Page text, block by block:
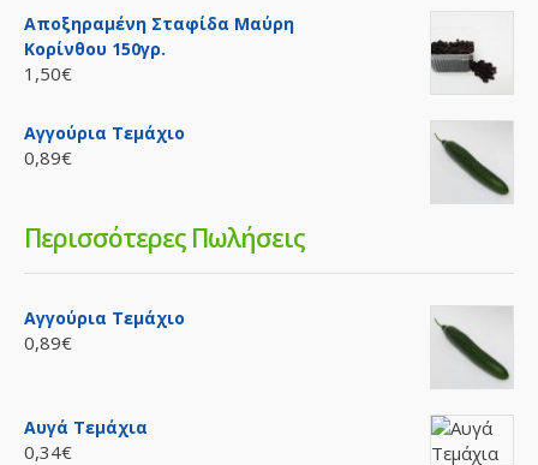
Αποξηραμένη Σταφίδα Μαύρη
Κορίνθου 150γρ.
1,50€
Αγγούρια Τεμάχιο
0,89€
Περισσότερες Πωλήσεις
Αγγούρια Τεμάχιο
0,89€
Αυγά Τεμάχια
0,34€